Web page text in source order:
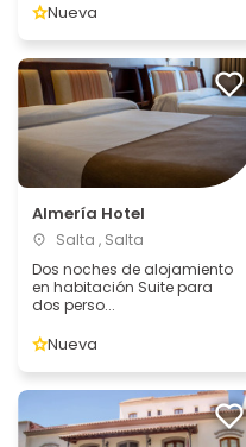
Nueva
Almería Hotel
Salta , Salta
Dos noches de alojamiento
en habitación Suite para
dos perso...
Nueva